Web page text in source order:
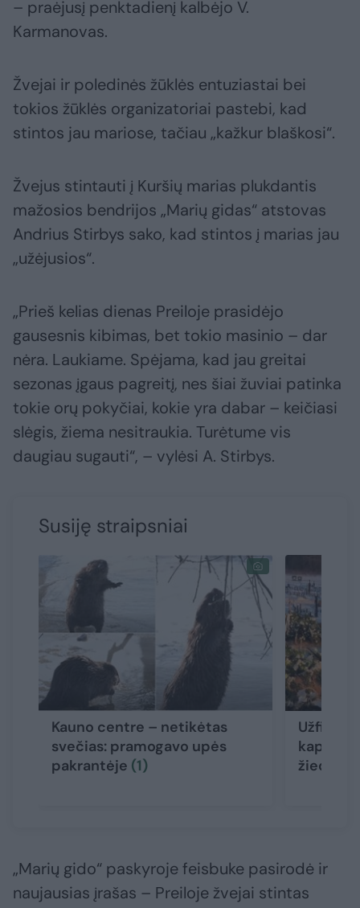
– praėjusį penktadienį kalbėjo V.
Karmanovas.
Žvejai ir poledinės žūklės entuziastai bei
tokios žūklės organizatoriai pastebi, kad
stintos jau mariose, tačiau „kažkur blaškosi“.
Žvejus stintauti į Kuršių marias plukdantis
mažosios bendrijos „Marių gidas“ atstovas
Andrius Stirbys sako, kad stintos į marias jau
„užėjusios“.
„Prieš kelias dienas Preiloje prasidėjo
gausesnis kibimas, bet tokio masinio – dar
nėra. Laukiame. Spėjama, kad jau greitai
sezonas įgaus pagreitį, nes šiai žuviai patinka
tokie orų pokyčiai, kokie yra dabar – keičiasi
slėgis, žiema nesitraukia. Turėtume vis
daugiau sugauti“, – vylėsi A. Stirbys.
Susiję straipsniai
Kauno centre – netikėtas
svečias: pramogavo upės
pakrantėje (1)
žiedus:
„Marių gido“ paskyroje feisbuke pasirodė ir
naujausias įrašas – Preiloje žvejai stintas